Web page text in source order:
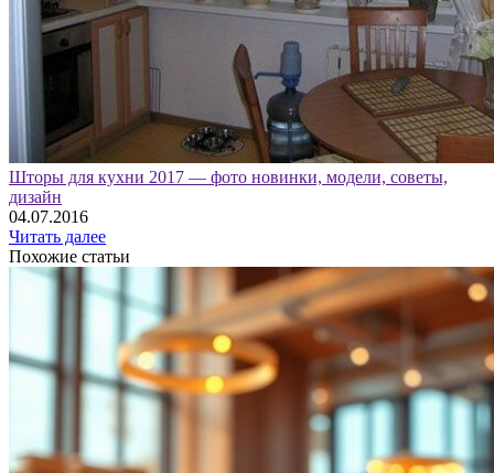
Шторы для кухни 2017 — фото новинки, модели, советы,
дизайн
04.07.2016
Читать далее
Похожие статьи